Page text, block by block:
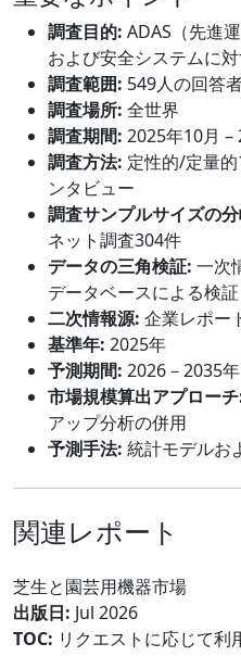
調査目的: ADAS（先進
および安全システムに
調査範囲: 549人の回答
調査場所: 全世界
調査期間: 2025年10月 –
調査方法: 定性的/定量
ンタビュー
調査サンプルサイズの
ネット調査304件
データの三角検証: 一次
データベースによる検証
二次情報源: 企業レポー
基準年: 2025年
予測期間: 2026－2035年
市場規模算出アプロー
アップ分析の併用
予測手法: 統計モデルお
関連レポート
芝生と園芸用機器市場
出版日: Jul 2026
TOC: リクエストに応じて利